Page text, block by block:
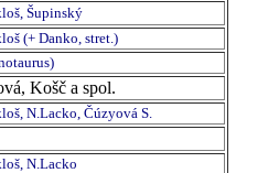
Šupinský
(+ Danko, stret.)
Košč a spol.
N.Lacko, Čúzyová S.
N.Lacko